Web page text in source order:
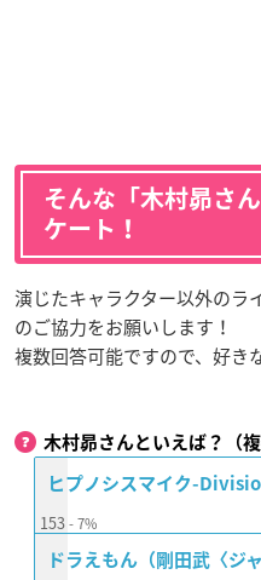
そんな「木村昴さ
ケート！
演じたキャラクター以外のラ
のご協力をお願いします！
複数回答可能ですので、好き
木村昴さんといえば？（複
ヒプノシスマイク-
153 7%
ドラえもん（剛田武〈ジ